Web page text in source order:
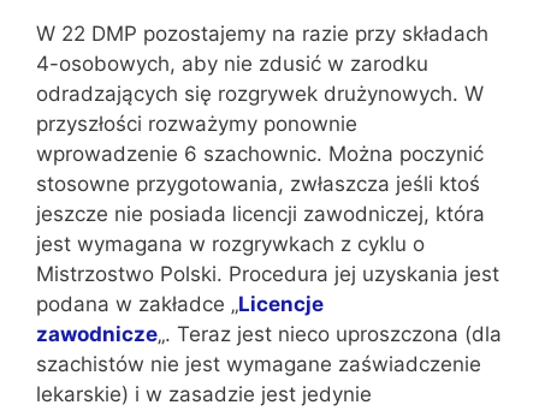
W 22 DMP pozostajemy na razie przy składach
4-osobowych, aby nie zdusić w zarodku
odradzających się rozgrywek drużynowych. W
przyszłości rozważymy ponownie
wprowadzenie 6 szachownic. Można poczynić
stosowne przygotowania, zwłaszcza jeśli ktoś
jeszcze nie posiada licencji zawodniczej, która
jest wymagana w rozgrywkach z cyklu o
Mistrzostwo Polski. Procedura jej uzyskania jest
podana w zakładce „Licencje
zawodnicze„. Teraz jest nieco uproszczona (dla
szachistów nie jest wymagane zaświadczenie
lekarskie) i w zasadzie jest jedynie